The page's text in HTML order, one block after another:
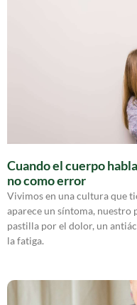
Cuando el cuerpo
no como error
Vivimos en una cultura que
aparece un síntoma,
pastilla por el dolor, un
la fatiga.